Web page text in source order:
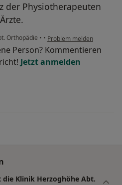
der Physiotherapeuten
Orthopädie • • Problem melden
Person? Kommentieren
Jetzt anmelden
die Klinik Herzoghöhe Abt.